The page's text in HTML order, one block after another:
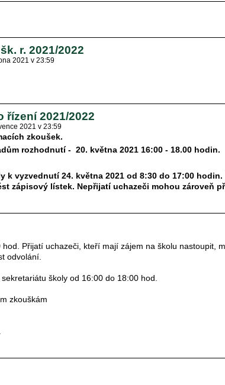
r. 2021/2022
2021 v 23:59
řízení 2021/2022
2021 v 23:59
zkoušek.
rozhodnutí - 20. května 2021 16:00 - 18.00 hodin.
vyzvednutí 24. května 2021 od 8:30 do 17:00 hodin.
zápisový lístek. Nepřijatí uchazeči mohou zároveň
Přijatí uchazeči, kteří mají zájem na školu nastoupit,
odvolání.
školy od 16:00 do 18:00 hod.
zkouškám